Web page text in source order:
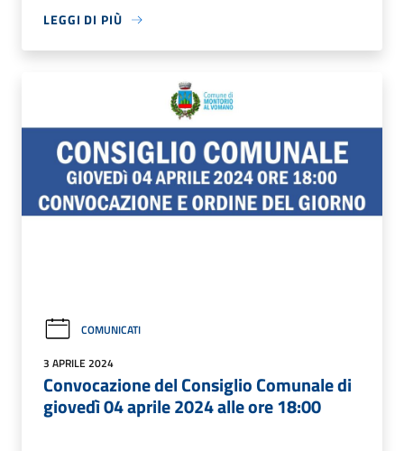
LEGGI DI PIÙ
COMUNICATI
3 APRILE 2024
Convocazione del Consiglio Comunale di
giovedì 04 aprile 2024 alle ore 18:00